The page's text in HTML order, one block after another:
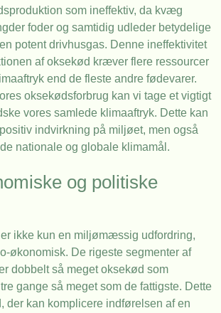
som ineffektiv, da kvæg
foder og samtidig udleder betydelige
potent drivhusgas. Denne ineffektivitet
af oksekød kræver flere ressourcer
end de fleste andre fødevarer.
oksekødsforbrug kan vi tage et vigtigt
vores samlede klimaaftryk. Dette kan
indvirkning på miljøet, men også
nationale og globale klimamål.
og politiske
ikke kun en miljømæssig udfordring,
økonomisk. De rigeste segmenter af
dobbelt så meget oksekød som
gange så meget som de fattigste. Dette
der kan komplicere indførelsen af en